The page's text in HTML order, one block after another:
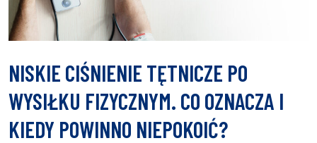
NISKIE CIŚNIENIE TĘTNICZE PO
WYSIŁKU FIZYCZNYM. CO OZNACZA I
KIEDY POWINNO NIEPOKOIĆ?